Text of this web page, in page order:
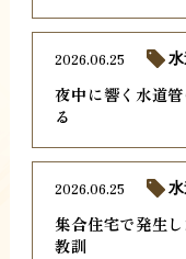
夜中に響く水道
る
2026.06.25
集合住宅で発生
教訓
2026.06.25